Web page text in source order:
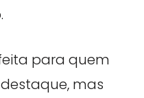
para quem
mas